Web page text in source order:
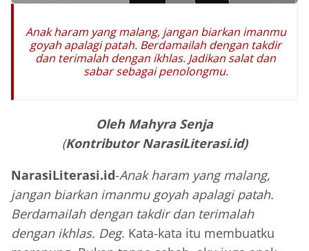
Anak haram yang malang, jangan biarkan imanmu
goyah apalagi patah. Berdamailah dengan takdir
dan terimalah dengan ikhlas. Jadikan salat dan
sabar sebagai penolongmu.
Oleh Mahyra Senja
(Kontributor NarasiLiterasi.id)
NarasiLiterasi.id-Anak haram yang malang,
jangan biarkan imanmu goyah apalagi patah.
Berdamailah dengan takdir dan terimalah
dengan ikhlas. Deg. Kata-kata itu membuatku